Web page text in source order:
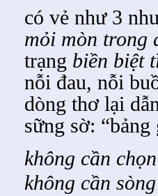
có vẻ như 3
mỏi mòn trong
trạng biền biệt
nỗi đau, nỗi
dòng thơ lại
sững sờ:
không cần
không cần